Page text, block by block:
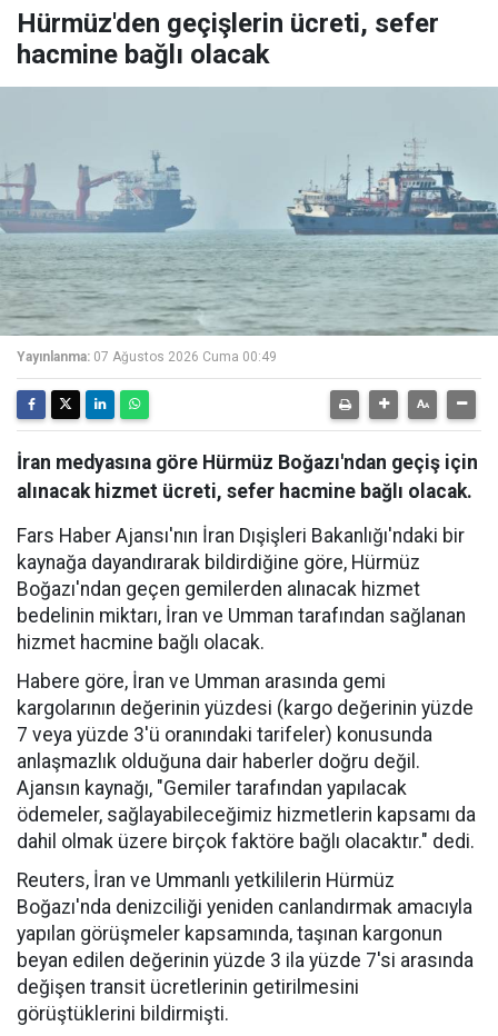
Hürmüz'den geçişlerin ücreti, sefer
hacmine bağlı olacak
Yayınlanma: 07 Ağustos 2026 Cuma 00:49
İran medyasına göre Hürmüz Boğazı'ndan geçiş için
alınacak hizmet ücreti, sefer hacmine bağlı olacak.
Fars Haber Ajansı'nın İran Dışişleri Bakanlığı'ndaki bir
kaynağa dayandırarak bildirdiğine göre, Hürmüz
Boğazı'ndan geçen gemilerden alınacak hizmet
bedelinin miktarı, İran ve Umman tarafından sağlanan
hizmet hacmine bağlı olacak.
Habere göre, İran ve Umman arasında gemi
kargolarının değerinin yüzdesi (kargo değerinin yüzde
7 veya yüzde 3'ü oranındaki tarifeler) konusunda
anlaşmazlık olduğuna dair haberler doğru değil.
Ajansın kaynağı, "Gemiler tarafından yapılacak
ödemeler, sağlayabileceğimiz hizmetlerin kapsamı da
dahil olmak üzere birçok faktöre bağlı olacaktır." dedi.
Reuters, İran ve Ummanlı yetkililerin Hürmüz
Boğazı'nda denizciliği yeniden canlandırmak amacıyla
yapılan görüşmeler kapsamında, taşınan kargonun
beyan edilen değerinin yüzde 3 ila yüzde 7'si arasında
değişen transit ücretlerinin getirilmesini
görüştüklerini bildirmişti.